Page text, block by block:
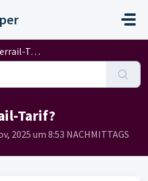
gehen
Tarif?
Tarif?
2025 um 8:53 NACHMITTAGS